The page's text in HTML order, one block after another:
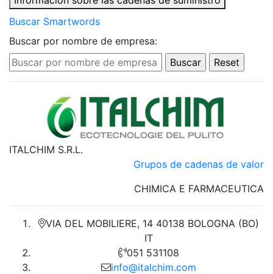
Buscar Smartwords
Buscar por nombre de empresa:
ITALCHIM S.R.L.
Grupos de cadenas de valor
CHIMICA E FARMACEUTICA
VIA DEL MOBILIERE, 14 40138 BOLOGNA (BO)
IT
051 531108
info@italchim.com